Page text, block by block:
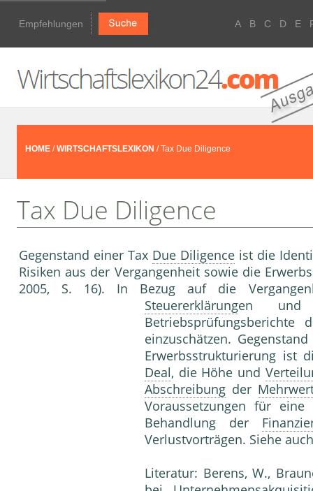
Empfehlungen A B C D E
HOME /WIRTSCHAFTSLEXIKON / Tax Due Diligence
Tax Due Diligence
Gegenstand einer Tax Due Diligence ist die
Risiken aus der Vergangenheit sowie die
2005, S. 16). In Bezug auf die
Steuererklärungen und
Betriebsprüfungsberichte
einzuschätzen.
Erwerbsstrukturierung ist
Deal, die Höhe und
Abschreibung der
Voraussetzungen für
Behandlung der
Verlustvorträgen. Siehe
Literatur: Berens, W.,